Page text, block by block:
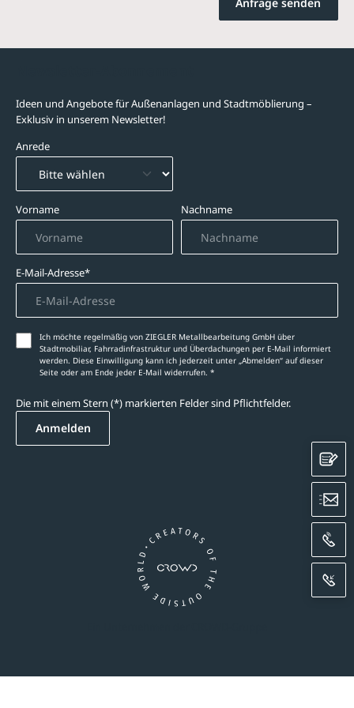
Anfrage senden
Ideen und Angebote für Außenanlagen und Stadtmöblierung –
Exklusiv in unserem Newsletter!
Anrede
Vorname Nachname
E-Mail-Adresse*
Ich möchte regelmäßig von ZIEGLER Metallbearbeitung GmbH über
Stadtmobiliar, Fahrradinfrastruktur und Überdachungen per E-Mail informiert
werden. Diese Einwilligung kann ich jederzeit unter „Abmelden‘‘ auf dieser
Seite oder am Ende jeder E-Mail widerrufen. *
Die mit einem Stern (*) markierten Felder sind Pflichtfelder.
Anmelden